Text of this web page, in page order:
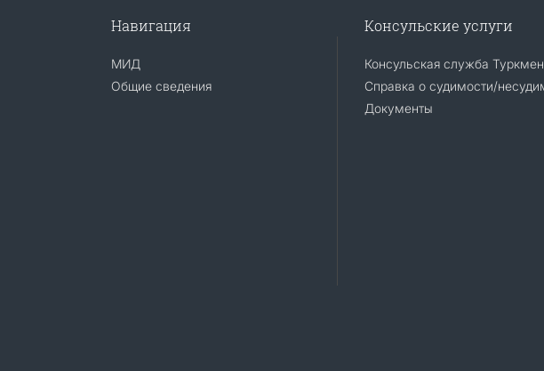
Навигация
МИД
Общие сведения
Консульские услуги
Консульская служба
Справка о судимости/
Документы